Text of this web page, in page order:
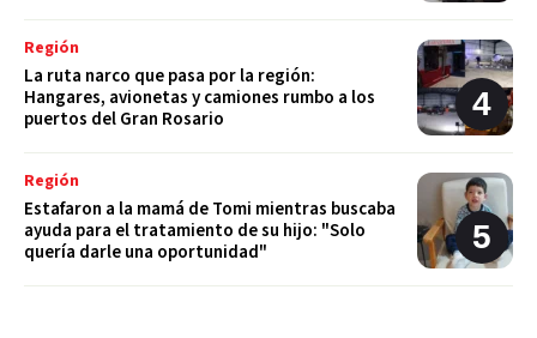
Región
La ruta narco que pasa por la región:
Hangares, avionetas y camiones rumbo a los
puertos del Gran Rosario
Región
Estafaron a la mamá de Tomi mientras buscaba
ayuda para el tratamiento de su hijo: "Solo
quería darle una oportunidad"